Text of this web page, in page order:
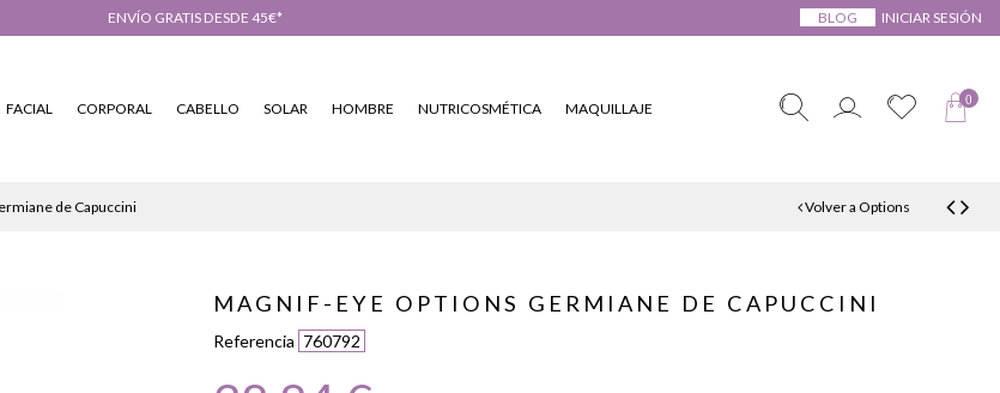
ENVÍO GRATIS DESDE 45€* BLOG INICIAR SESIÓN
FACIAL CORPORAL CABELLO SOLAR HOMBRE NUTRICOSMÉTICA MAQUILLAJE
0
de Capuccini Volver a Options
MAGNIF-EYE OPTIONS GERMIANE DE CAPUCCINI
Referencia 760792